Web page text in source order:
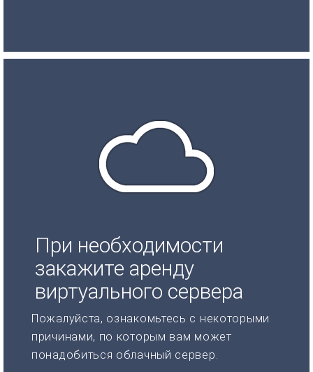
При необходимости
закажите аренду
виртуального сервера
Пожалуйста, ознакомьтесь с некоторыми
причинами, по которым вам может
понадобиться облачный сервер.